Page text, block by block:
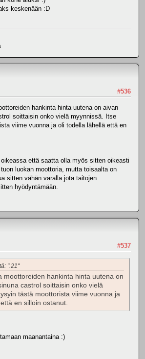
keskenään :D
#536
hankinta hinta uutena on aivan
soittaisin onko vielä myynnissä. Itse
viime vuonna ja oli todella lähellä että en
että saatta olla myös sitten oikeasti
luokan moottoria, mutta toisaalta on
sitten vähän varalla jota taitojen
hyödyntämään.
#537
".21"
moottoreiden hankinta hinta uutena on
castrol soittaisin onko vielä
tästä moottorista viime vuonna ja
en silloin ostanut.
maanantaina :)